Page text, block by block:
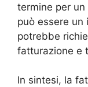
termine per
può essere un
potrebbe
fatturazione e
In sintesi, la